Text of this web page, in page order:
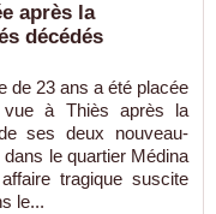
après la
décédés
de 23 ans a été placée
à Thiès après la
ses deux nouveau-
le quartier Médina
tragique suscite
le...